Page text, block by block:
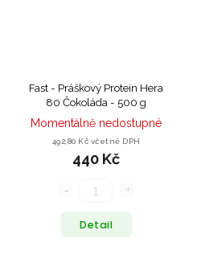
Fast - Práškový Protein Hera
80 Čokoláda - 500 g
Momentálně nedostupné
492,80 Kč včetně DPH
440 Kč
Detail